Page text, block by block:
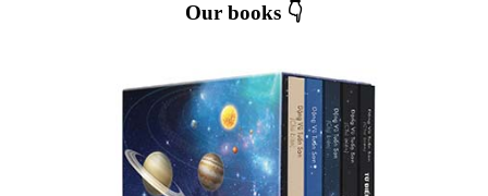
Our books 👇